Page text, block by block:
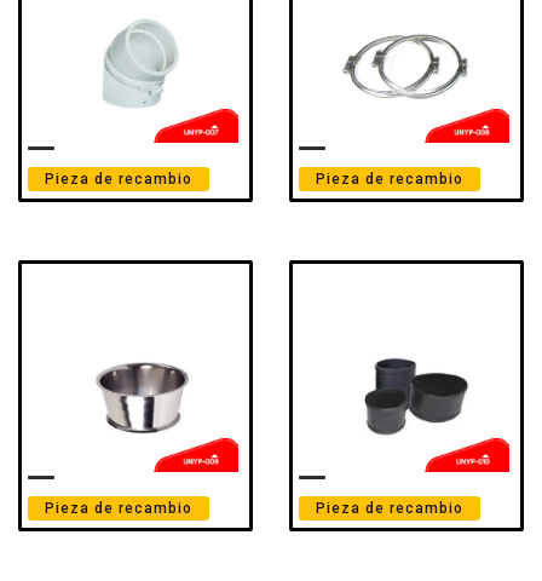
Pieza de recambio Pieza de recambio
Pieza de recambio Pieza de recambio